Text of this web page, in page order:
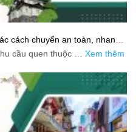
cách chuyển an toàn, nhanh
cầu quen thuộc … Xem thêm